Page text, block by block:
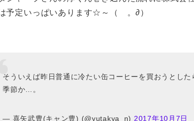
予定いっぱいあります☆～（ゝ。∂）
そういえば昨日普通に冷たい缶コーヒーを買おうとし
季節か…。
— 喜矢武豊(キャン豊) (@yutakya_n) 2017年10月7日